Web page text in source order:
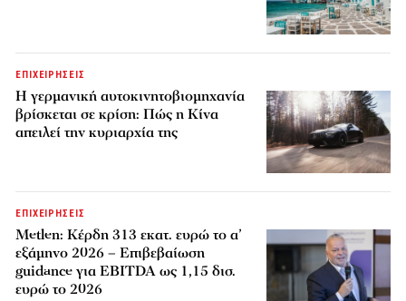
ΕΠΙΧΕΙΡΗΣΕΙΣ
Η γερμανική αυτοκινητοβιομηχανία
βρίσκεται σε κρίση: Πώς η Κίνα
απειλεί την κυριαρχία της
ΕΠΙΧΕΙΡΗΣΕΙΣ
Metlen: Κέρδη 313 εκατ. ευρώ το α’
εξάμηνο 2026 – Επιβεβαίωση
guidance για EBITDA ως 1,15 δισ.
ευρώ το 2026